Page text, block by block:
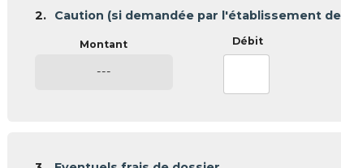
2. Caution (si demandée par l'établissement
---